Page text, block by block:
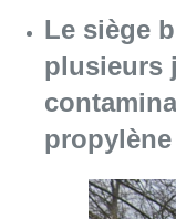
Le siège
plusieurs